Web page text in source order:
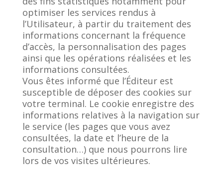
optimiser les services rendus à
l’Utilisateur, à partir du traitement des
informations concernant la fréquence
d’accès, la personnalisation des pages
ainsi que les opérations réalisées et les
informations consultées.
Vous êtes informé que l’Éditeur est
susceptible de déposer des cookies sur
votre terminal. Le cookie enregistre des
informations relatives à la navigation sur
le service (les pages que vous avez
consultées, la date et l’heure de la
consultation…) que nous pourrons lire
lors de vos visites ultérieures.